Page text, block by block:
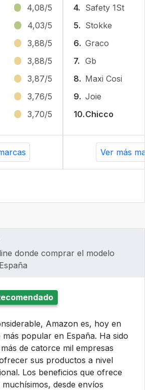
4,08/5
4,03/5
3,88/5
3,88/5
3,87/5
3,76/5
3,70/5
4. Safety 1St
5. Stokke
6. Graco
7. Gb
8. Maxi Cosi
9. Joie
10.Chicco
Ver más
donde comprar el modelo
Amazon es, hoy en
popular en España. Ha sido
de catorce mil empresas
sus productos a nivel
Los beneficios que ofrece
desde envíos